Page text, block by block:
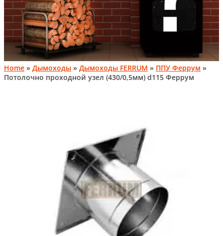
Home » Дымоходы » Дымоходы FERRUM » ППУ Феррум »
Потолочно проходной узел (430/0,5мм) d115 Феррум